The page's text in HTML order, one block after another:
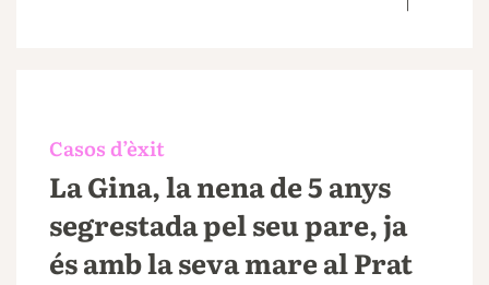
Casos d’èxit
La Gina, la nena de 5 anys
segrestada pel seu pare, ja
és amb la seva mare al Prat